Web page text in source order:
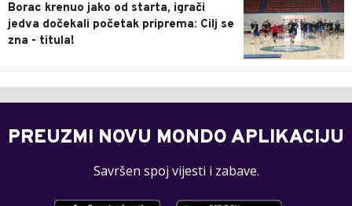
Borac krenuo jako od starta, igrači
jedva dočekali početak priprema: Cilj se
zna - titula!
PREUZMI NOVU MONDO APLIKACIJU
Savršen spoj vijesti i zabave.